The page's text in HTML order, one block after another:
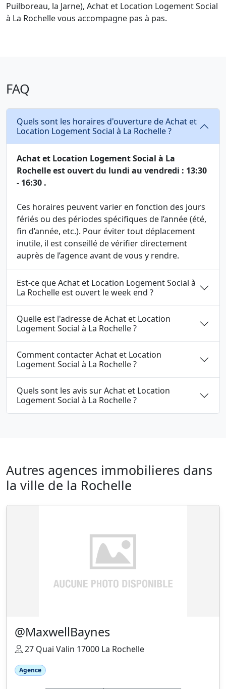
Puilboreau, la Jarne), Achat et Location Logement Social
à La Rochelle vous accompagne pas à pas.
FAQ
Quels sont les horaires d'ouverture de Achat et
Location Logement Social à La Rochelle ?
Achat et Location Logement Social à La
Rochelle est ouvert du lundi au vendredi : 13:30
- 16:30 .
Ces horaires peuvent varier en fonction des jours
fériés ou des périodes spécifiques de l’année (été,
fin d’année, etc.). Pour éviter tout déplacement
inutile, il est conseillé de vérifier directement
auprès de l’agence avant de vous y rendre.
Est-ce que Achat et Location Logement Social à
La Rochelle est ouvert le week end ?
Quelle est l'adresse de Achat et Location
Logement Social à La Rochelle ?
Comment contacter Achat et Location
Logement Social à La Rochelle ?
Quels sont les avis sur Achat et Location
Logement Social à La Rochelle ?
Autres agences immobilieres dans
la ville de la Rochelle
@MaxwellBaynes
27 Quai Valin 17000 La Rochelle
Agence